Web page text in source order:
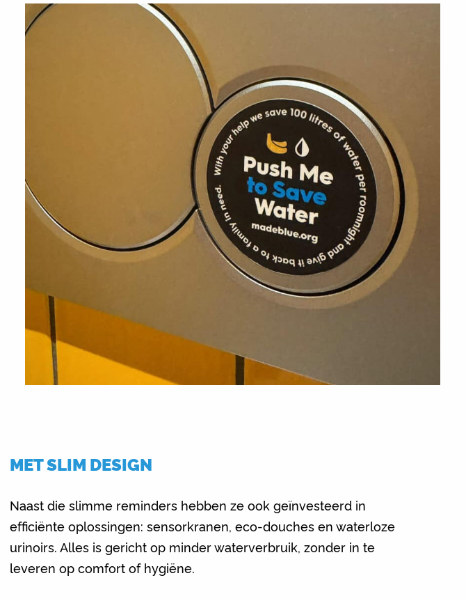
MET SLIM DESIGN
Naast die slimme reminders hebben ze ook geïnvesteerd in
efficiënte oplossingen: sensorkranen, eco-douches en waterloze
urinoirs. Alles is gericht op minder waterverbruik, zonder in te
leveren op comfort of hygiëne.